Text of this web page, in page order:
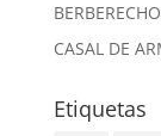
CASAL DE
Etiquetas